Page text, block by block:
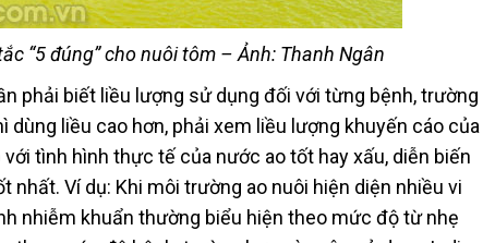
“5 đúng” cho nuôi tôm – Ảnh: Thanh Ngân
phải biết liều lượng sử dụng đối với từng bệnh, trường
dùng liều cao hơn, phải xem liều lượng khuyến cáo của
tình hình thực tế của nước ao tốt hay xấu, diễn biến
Ví dụ: Khi môi trường ao nuôi hiện diện nhiều vi
nhiễm khuẩn thường biểu hiện theo mức độ từ nhẹ